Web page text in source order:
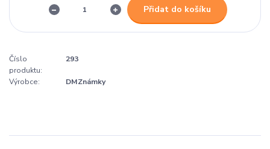
Přidat do košíku
Číslo
produktu:
293
Výrobce: DMZnámky